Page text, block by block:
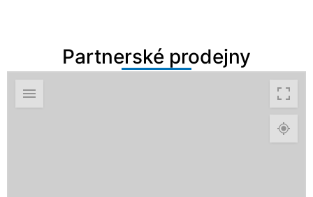
Partnerské prodejny